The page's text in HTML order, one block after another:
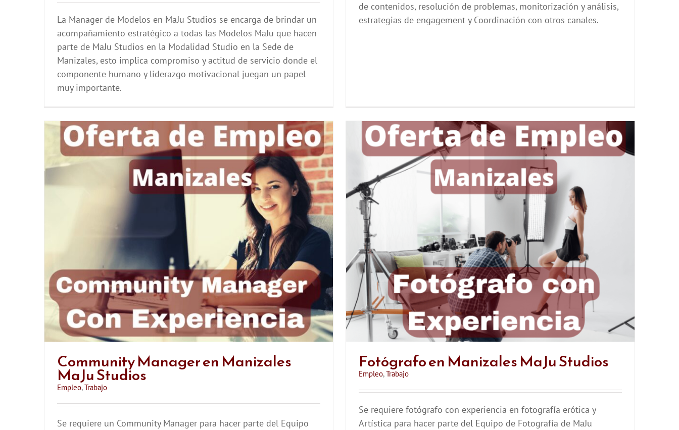
La Manager de Modelos en MaJu Studios se encarga de brindar un
acompañamiento estratégico a todas las Modelos MaJu que hacen
parte de MaJu Studios en la Modalidad Studio en la Sede de
Manizales, esto implica compromiso y actitud de servicio donde el
componente humano y liderazgo motivacional juegan un papel
muy importante.
de contenidos, resolución de problemas, monitorización y análisis,
estrategias de engagement y Coordinación con otros canales.
Community Manager en Manizales
MaJu Studios
Empleo,Trabajo
Se requiere un Community Manager para hacer parte del Equipo
Fotógrafo en Manizales MaJu Studios
Empleo,Trabajo
Se requiere fotógrafo con experiencia en fotografía erótica y
Artística para hacer parte del Equipo de Fotografía de MaJu